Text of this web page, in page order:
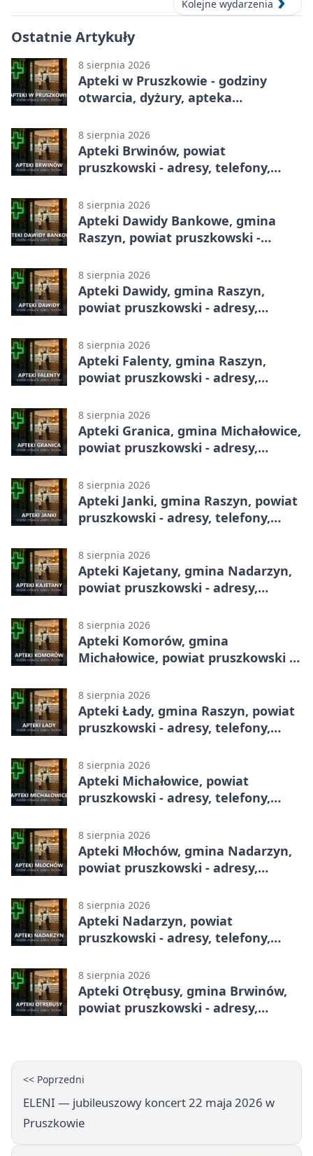
Kolejne wydarzenia
Ostatnie Artykuły
8 sierpnia 2026
Apteki w Pruszkowie - godziny
otwarcia, dyżury, apteka
8 sierpnia 2026
Apteki Brwinów, powiat
pruszkowski - adresy, telefony,
8 sierpnia 2026
Apteki Dawidy Bankowe, gmina
Raszyn, powiat pruszkowski -
8 sierpnia 2026
Apteki Dawidy, gmina Raszyn,
powiat pruszkowski - adresy,
8 sierpnia 2026
Apteki Falenty, gmina Raszyn,
powiat pruszkowski - adresy,
8 sierpnia 2026
Apteki Granica, gmina Michałowice,
powiat pruszkowski - adresy,
8 sierpnia 2026
Apteki Janki, gmina Raszyn, powiat
pruszkowski - adresy, telefony,
8 sierpnia 2026
Apteki Kajetany, gmina Nadarzyn,
powiat pruszkowski - adresy,
8 sierpnia 2026
Apteki Komorów, gmina
Michałowice, powiat pruszkowski -
8 sierpnia 2026
Apteki Łady, gmina Raszyn, powiat
pruszkowski - adresy, telefony,
8 sierpnia 2026
Apteki Michałowice, powiat
pruszkowski - adresy, telefony,
8 sierpnia 2026
Apteki Młochów, gmina Nadarzyn,
powiat pruszkowski - adresy,
8 sierpnia 2026
Apteki Nadarzyn, powiat
pruszkowski - adresy, telefony,
8 sierpnia 2026
Apteki Otrębusy, gmina Brwinów,
powiat pruszkowski - adresy,
<< Poprzedni
ELENI — jubileuszowy koncert 22 maja 2026 w
Pruszkowie